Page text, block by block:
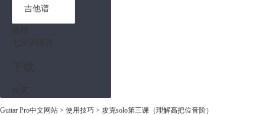
吉他谱
Guitar Pro中文网站 > 使用技巧 > 攻克solo第三课（理解高把位音阶）